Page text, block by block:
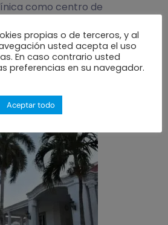
como centro de
y en especial el
lugar para
propias o de terceros, y al
usted acepta el uso
En caso contrario usted
preferencias en su navegador.
Aceptar todo